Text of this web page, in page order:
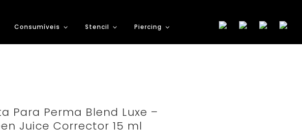
Consumíveis Stencil Piercing
Para Perma Blend Luxe –
Juice Corrector 15 ml